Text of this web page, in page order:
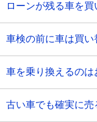
ローンが残る車を
車検の前に車は買い
車を乗り換えるのは
古い車でも確実に売